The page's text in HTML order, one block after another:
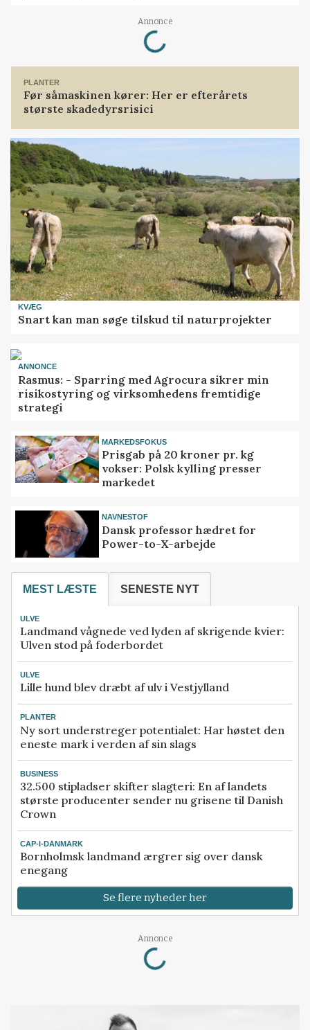
Annonce
Loading...
PLANTER
Før såmaskinen kører: Her er efterårets
største skadedyrsrisici
KVÆG
Snart kan man søge tilskud til naturprojekter
ANNONCE
Rasmus: - Sparring med Agrocura sikrer min
risikostyring og virksomhedens fremtidige
strategi
MARKEDSFOKUS
Prisgab på 20 kroner pr. kg
vokser: Polsk kylling presser
markedet
NAVNESTOF
Dansk professor hædret for
Power-to-X-arbejde
MEST LÆSTE SENESTE NYT
ULVE
Landmand vågnede ved lyden af skrigende kvier:
Ulven stod på foderbordet
ULVE
Lille hund blev dræbt af ulv i Vestjylland
PLANTER
Ny sort understreger potentialet: Har høstet den
eneste mark i verden af sin slags
BUSINESS
32.500 stipladser skifter slagteri: En af landets
største producenter sender nu grisene til Danish
Crown
CAP-I-DANMARK
Bornholmsk landmand ærgrer sig over dansk
enegang
Se flere nyheder her
Annonce
Loading...